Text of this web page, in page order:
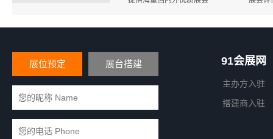
展位预定 展台搭建 91会展网
主办方入驻
搭建商入驻